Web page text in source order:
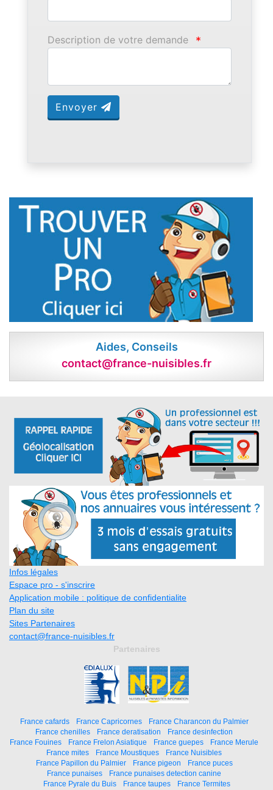
Description de votre demande *
Envoyer
Aides, Conseils
contact@france-nuisibles.fr
Infos légales
Espace pro - s'inscrire
Application mobile : politique de confidentialite
Plan du site
Sites Partenaires
contact@france-nuisibles.fr
Partenaires
France cafards France Capricornes
France Charancon du Palmier
France chenilles
France deratisation
France desinfection
France Fouines
France Frelon Asiatique France guepes
France Merule
France mites
France Moustiques
France Nuisibles
France Papillon du Palmier
France pigeon
France puces
France punaises
France punaises detection canine
France Pyrale du Buis
France taupes France Termites